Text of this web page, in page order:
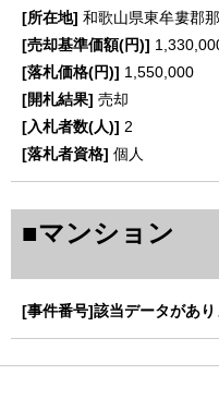
和歌山県東牟婁郡
1,550,000
売却
2
個人
■マンション
該当データがあり